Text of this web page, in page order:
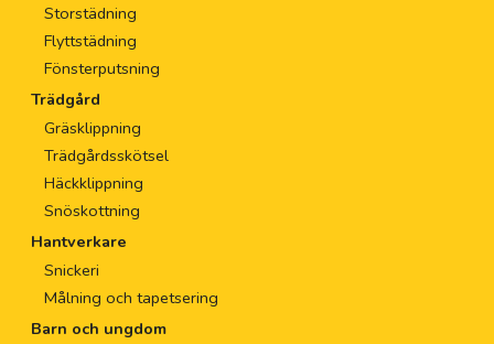
Storstädning
Flyttstädning
Fönsterputsning
Trädgård
Gräsklippning
Trädgårdsskötsel
Häckklippning
Snöskottning
Hantverkare
Snickeri
Målning och tapetsering
Barn och ungdom